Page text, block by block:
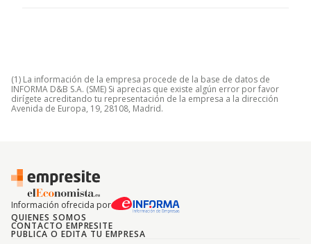
(1) La información de la empresa procede de la base de datos de
INFORMA D&B S.A. (SME) Si aprecias que existe algún error por favor
dirígete acreditando tu representación de la empresa a la dirección
Avenida de Europa, 19, 28108, Madrid.
Información ofrecida por
QUIENES SOMOS
CONTACTO EMPRESITE
PUBLICA O EDITA TU EMPRESA